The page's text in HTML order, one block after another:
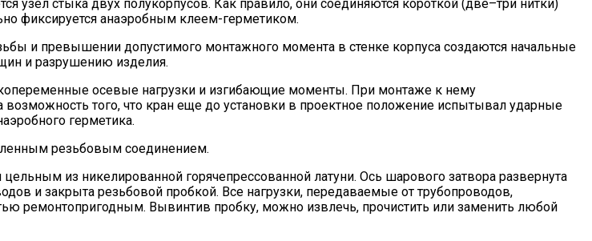
стыка двух полукорпусов. Как правило, они соединяются короткой (две–три нитки)
фиксируется анаэробным клеем-герметиком.
и превышении допустимого монтажного момента в стенке корпуса создаются начальные
и разрушению изделия.
осевые нагрузки и изгибающие моменты. При монтаже к нему
того, что кран еще до установки в проектное положение испытывал ударные
герметика.
резьбовым соединением.
из никелированной горячепрессованной латуни. Ось шарового затвора развернута
и закрыта резьбовой пробкой. Все нагрузки, передаваемые от трубопроводов,
ремонтопригодным. Вывинтив пробку, можно извлечь, прочистить или заменить любой